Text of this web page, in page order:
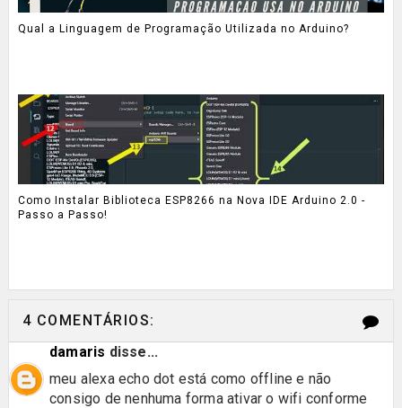
Qual a Linguagem de Programação Utilizada no Arduino?
Como Instalar Biblioteca ESP8266 na Nova IDE Arduino 2.0 -
Passo a Passo!
4 COMENTÁRIOS:
damaris disse...
meu alexa echo dot está como offline e não
consigo de nenhuma forma ativar o wifi conforme